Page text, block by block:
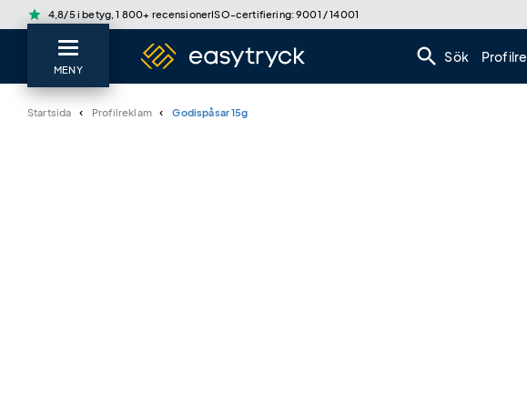
star 4,8/5 i betyg, 1 800+ recensionerISO-certifiering: 9001 / 14001
search Sök
MENY
Startsida Profilreklam Godispåsar 15g